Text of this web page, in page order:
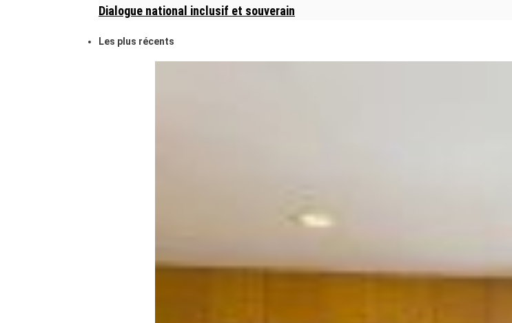
Dialogue national inclusif et souverain
Les plus récents